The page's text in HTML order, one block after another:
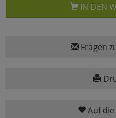
IN DEN
Fragen
Auf die